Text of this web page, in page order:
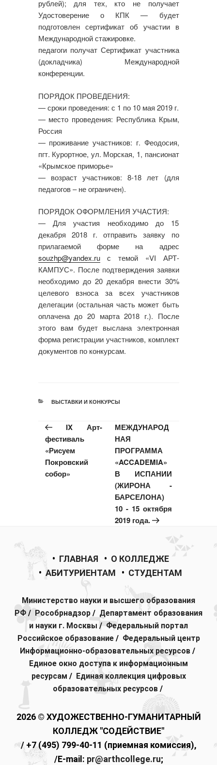
рублей); для тех, кто не получает
Удостоверение о КПК — будет
подготовлен сертификат об участии в
Международной стажировке.
педагоги получат Сертификат участника
(докладчика) Международной
конференции.
ПОРЯДОК ПРОВЕДЕНИЯ:
— сроки проведения: с 1 по 10 мая 2019 г.
— место проведения: Республика Крым,
Россия
— проживание участников: г. Феодосия,
пгт. Курортное, ул. Морская, 1, пансионат
«Крымское приморье»
— возраст участников: 8-18 лет (для
педагогов – не ограничен).
ПОРЯДОК ОФОРМЛЕНИЯ УЧАСТИЯ:
— Для участия необходимо до 15
декабря 2018 г. отправить заявку по
прилагаемой форме на адрес
souzhp@yandex.ruс темой «VI АРТ-
КАМПУС». После подтверждения заявки
необходимо до 20 декабря внести 30%
целевого взноса за всех участников
делегации (остальная часть может быть
оплачена до 20 марта 2018 г.). После
этого вам будет выслана электронная
форма регистрации участников, комплект
документов по конкурсам.
РУБРИКИ
ВЫСТАВКИ И КОНКУРСЫ
IX Арт-
фестиваль
«Рисуем
Покровский
собор»
МЕЖДУНАРОД
НАЯ
ПРОГРАММА
«ACCADEMIA»
В ИСПАНИИ
(ЖИРОНА -
БАРСЕЛОНА)
10 - 15 октября
2019 года.
• ГЛАВНАЯ • О КОЛЛЕДЖЕ
• АБИТУРИЕНТАМ • СТУДЕНТАМ
Министерство науки и высшего образования
РФ / Рособрнадзор / Департамент образования
и науки г. Москвы / Федеральный портал
Российское образование/ Федеральный центр
Информационно-образовательных ресурсов /
Единое окно доступа к информационным
ресурсам / Единая коллекция цифровых
образовательных ресурсов/
2026 © ХУДОЖЕСТВЕННО-ГУМАНИТАРНЫЙ
КОЛЛЕДЖ "СОДЕЙСТВИЕ"
/ +7 (495) 799-40-11 (приемная комиссия),
/E-mail: pr@arthcollege.ru;